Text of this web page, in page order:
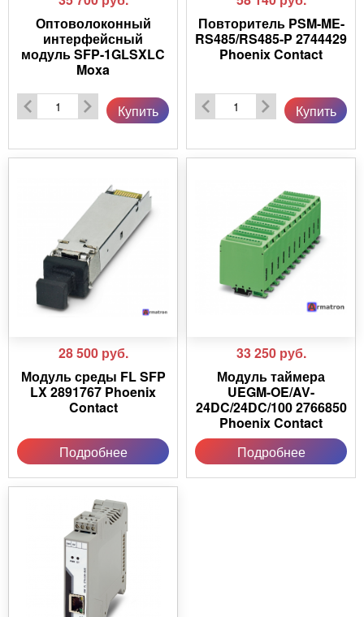
Оптоволоконный
интерфейсный
модуль SFP-1GLSXLC
Moxa
Купить
Повторитель PSM-ME-
RS485/RS485-P 2744429
Phoenix Contact
Купить
28 500 руб.
Модуль среды FL SFP
LX 2891767 Phoenix
Contact
Подробнее
33 250 руб.
Модуль таймера
UEGM-OE/AV-
24DC/24DC/100 2766850
Phoenix Contact
Подробнее